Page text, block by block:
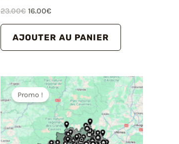
23.00€ Le
était :
23.00€.
16.00€
est :
16.00€.
AJOUTER AU PANIER
Promo !